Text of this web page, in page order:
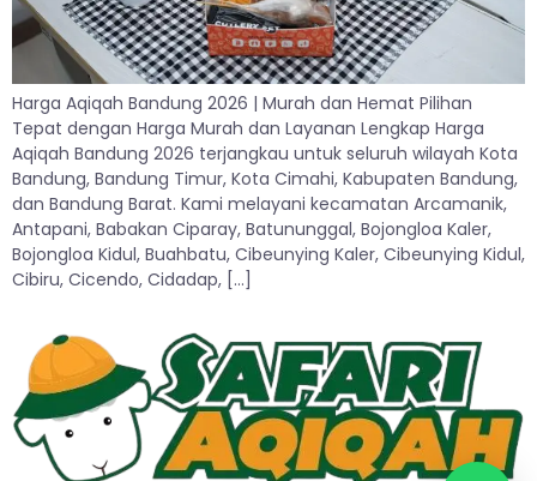
Harga Aqiqah Bandung 2026 | Murah dan Hemat Pilihan
Tepat dengan Harga Murah dan Layanan Lengkap Harga
Aqiqah Bandung 2026 terjangkau untuk seluruh wilayah Kota
Bandung, Bandung Timur, Kota Cimahi, Kabupaten Bandung,
dan Bandung Barat. Kami melayani kecamatan Arcamanik,
Antapani, Babakan Ciparay, Batununggal, Bojongloa Kaler,
Bojongloa Kidul, Buahbatu, Cibeunying Kaler, Cibeunying Kidul,
Cibiru, Cicendo, Cidadap, […]